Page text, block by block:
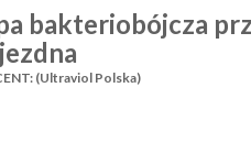
bakteriobójcza
(Ultraviol Polska)